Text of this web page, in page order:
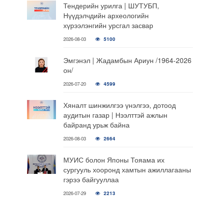
Тендерийн урилга | ШУТУБП,
Нүүдэлчдийн археологийн
хүрээлэнгийн урсгал засвар
2026-08-03 5100
Эмгэнэл | Жадамбын Ариун /1964-2026
он/
2026-07-20 4599
Хяналт шинжилгээ үнэлгээ, дотоод
аудитын газар | Нээлттэй ажлын
байранд урьж байна
2026-08-03 2664
МУИС болон Японы Тояама их
сургууль хооронд хамтын ажиллагааны
гэрээ байгууллаа
2026-07-29 2213